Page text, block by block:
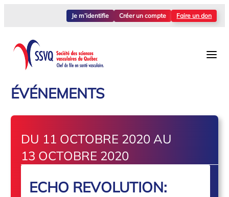
Je m’identifie Créer un compte Faire un don
ÉVÉNEMENTS
DU 11 OCTOBRE 2020 AU
13 OCTOBRE 2020
ECHO REVOLUTION: